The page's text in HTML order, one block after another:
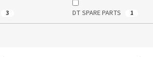
3 DT SPARE PARTS 1